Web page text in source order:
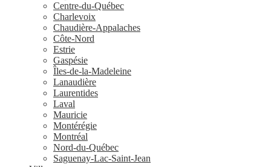
Centre-du-Québec
Charlevoix
Chaudière-Appalaches
Côte-Nord
Estrie
Gaspésie
Îles-de-la-Madeleine
Lanaudière
Laurentides
Laval
Mauricie
Montérégie
Montréal
Nord-du-Québec
Saguenay-Lac-Saint-Jean